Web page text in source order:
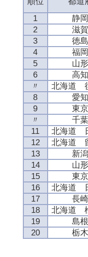
1
静
2
滋
3
徳
4
福
5
山
6
高
〃
北海道
8
愛
9
東
〃
千
11
北海道
12
北海道
13
新
14
山
15
東
16
北海道
17
長
18
北海道
19
島
20
栃